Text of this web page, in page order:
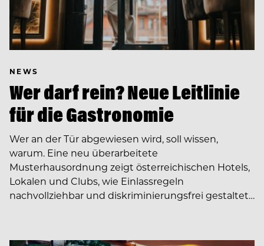
NEWS
Wer darf rein? Neue Leitlinie
für die Gastronomie
Wer an der Tür abgewiesen wird, soll wissen,
warum. Eine neu überarbeitete
Musterhausordnung zeigt österreichischen Hotels,
Lokalen und Clubs, wie Einlassregeln
nachvollziehbar und diskriminierungsfrei gestaltet…